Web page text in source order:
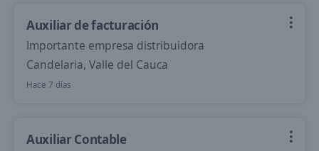
Auxiliar de facturación
Importante empresa distribuidora
Candelaria, Valle del Cauca
Hace 7 días
Auxiliar Contable